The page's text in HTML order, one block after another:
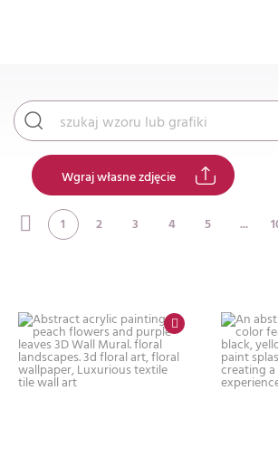
Wgraj własne zdjęcie
1 2 3 4 5 ...